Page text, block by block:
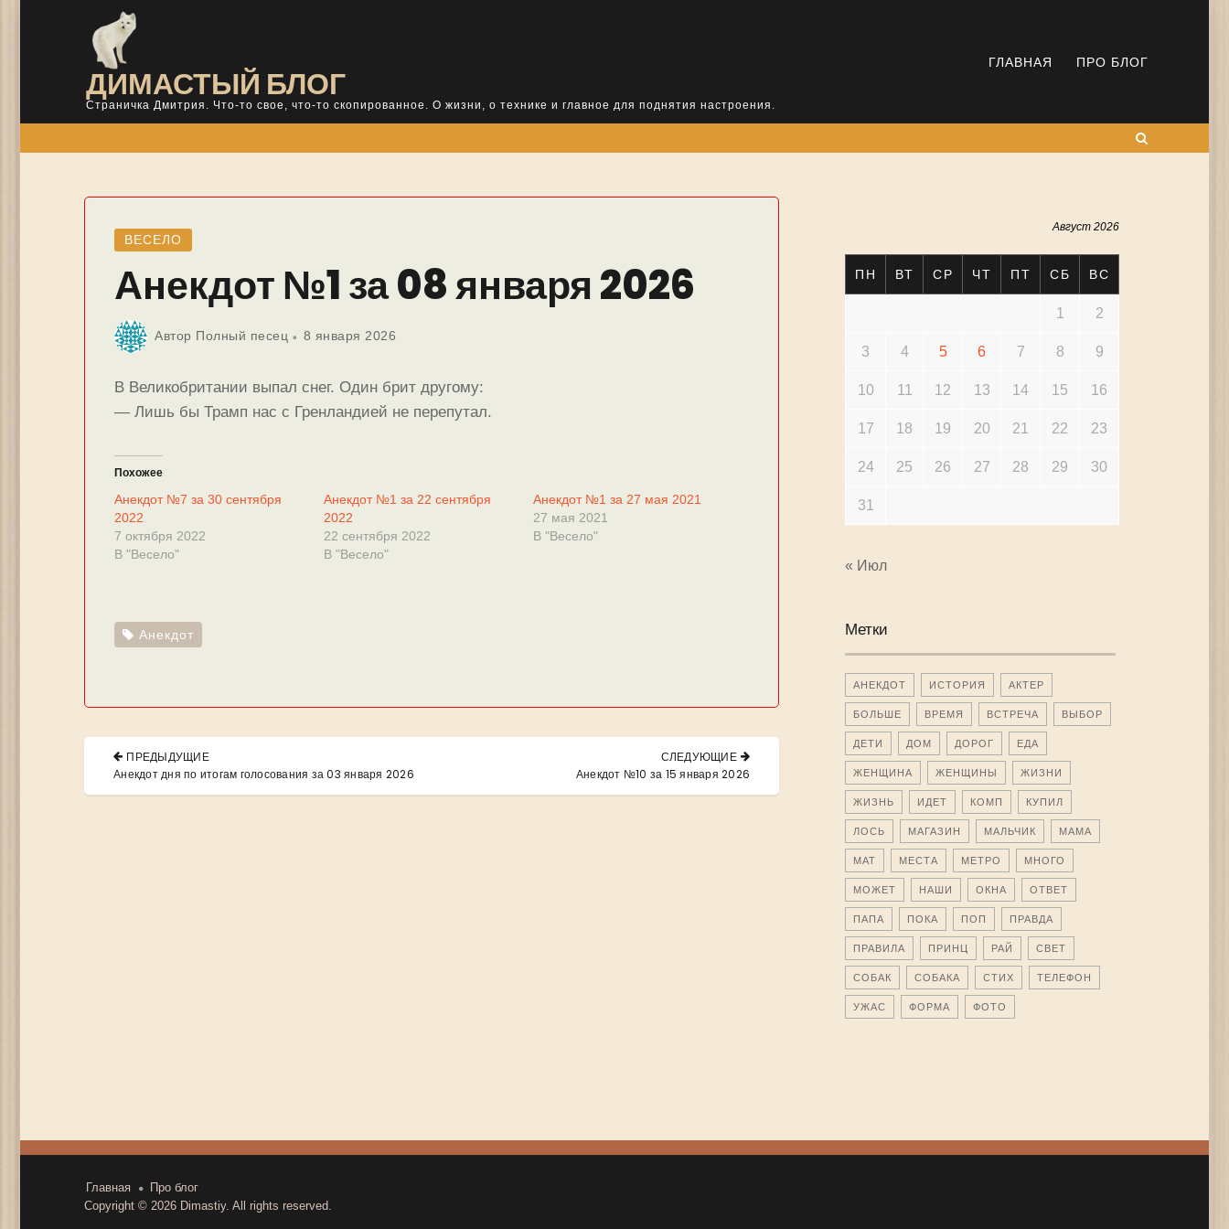
ДИМАСТЫЙ БЛОГ
Страничка Дмитрия. Что-то свое, что-то скопированное. О жизни, о технике и главное для поднятия настроения.
ГЛАВНАЯ ПРО БЛОГ
ВЕСЕЛО
Анекдот №1 за 08 января 2026
Автор Полный песец 8 января 2026
В Великобритании выпал снег. Один брит другому:
— Лишь бы Трамп нас с Гренландией не перепутал.
Похожее
Анекдот №7 за 30 сентября
2022
7 октября 2022
В "Весело"
Анекдот №1 за 22 сентября
2022
22 сентября 2022
В "Весело"
Анекдот №1 за 27 мая 2021
27 мая 2021
В "Весело"
Анекдот
Навигация
по
записям
ПРЕДЫДУЩИЕ
PREVIOUS
POST:
Анекдот дня по итогам голосования за 03 января 2026
СЛЕДУЮЩИЕ
NEXT
POST:
Анекдот №10 за 15 января 2026
Август 2026
ПН ВТ СР ЧТ ПТ СБ ВС
1 2
3 4 5 6 7 8 9
10 11 12 13 14 15 16
17 18 19 20 21 22 23
24 25 26 27 28 29 30
31
« Июл
Метки
АНЕКДОТ ИСТОРИЯ АКТЕР
БОЛЬШЕ ВРЕМЯ ВСТРЕЧА ВЫБОР
ДЕТИ ДОМ ДОРОГ ЕДА
ЖЕНЩИНА ЖЕНЩИНЫ ЖИЗНИ
ЖИЗНЬ ИДЕТ КОМП КУПИЛ
ЛОСЬ МАГАЗИН МАЛЬЧИК МАМА
МАТ МЕСТА МЕТРО МНОГО
МОЖЕТ НАШИ ОКНА ОТВЕТ
ПАПА ПОКА ПОП ПРАВДА
ПРАВИЛА ПРИНЦ РАЙ СВЕТ
СОБАК СОБАКА СТИХ ТЕЛЕФОН
УЖАС ФОРМА ФОТО
Главная
Про блог
Copyright © 2026 Dimastiy. All rights reserved.